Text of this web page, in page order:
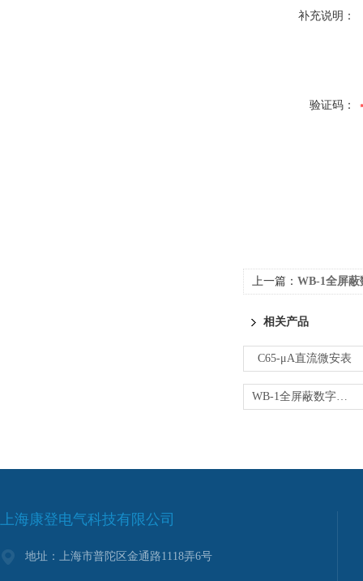
补充说明：
验证码：
上一篇： WB-1全屏蔽
相关产品
C65-μA直流微安表
WB-1全屏蔽数字微安表
上海康登电气科技有限公司
地址：上海市普陀区金通路1118弄6号